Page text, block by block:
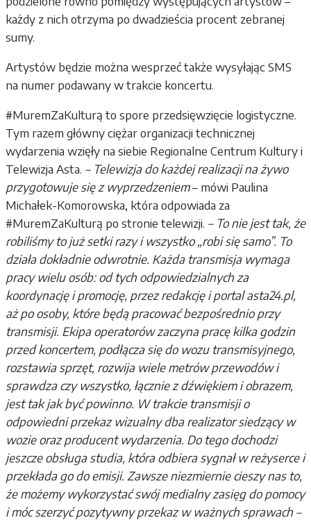
każdy z nich otrzyma po dwadzieścia procent zebranej
sumy.
Artystów będzie można wesprzeć także wysyłając SMS
na numer podawany w trakcie koncertu.
#MuremZaKulturą to spore przedsięwzięcie logistyczne.
Tym razem główny ciężar organizacji technicznej
wydarzenia wzięły na siebie Regionalne Centrum Kultury i
Telewizja Asta. – Telewizja do każdej realizacji na żywo
przygotowuje się z wyprzedzeniem– mówi Paulina
Michałek-Komorowska, która odpowiada za
#MuremZaKulturą po stronie telewizji. – To nie jest tak, że
robiliśmy to już setki razy i wszystko „robi się samo”. To
działa dokładnie odwrotnie. Każda transmisja wymaga
pracy wielu osób: od tych odpowiedzialnych za
koordynację i promocję, przez redakcję i portal asta24.pl,
aż po osoby, które będą pracować bezpośrednio przy
transmisji. Ekipa operatorów zaczyna pracę kilka godzin
przed koncertem, podłącza się do wozu transmisyjnego,
rozstawia sprzęt, rozwija wiele metrów przewodów i
sprawdza czy wszystko, łącznie z dźwiękiem i obrazem,
jest tak jak być powinno. W trakcie transmisji o
odpowiedni przekaz wizualny dba realizator siedzący w
wozie oraz producent wydarzenia. Do tego dochodzi
jeszcze obsługa studia, która odbiera sygnał w reżyserce i
przekłada go do emisji. Zawsze niezmiernie cieszy nas to,
że możemy wykorzystać swój medialny zasięg do pomocy
i móc szerzyć pozytywny przekaz w ważnych sprawach –